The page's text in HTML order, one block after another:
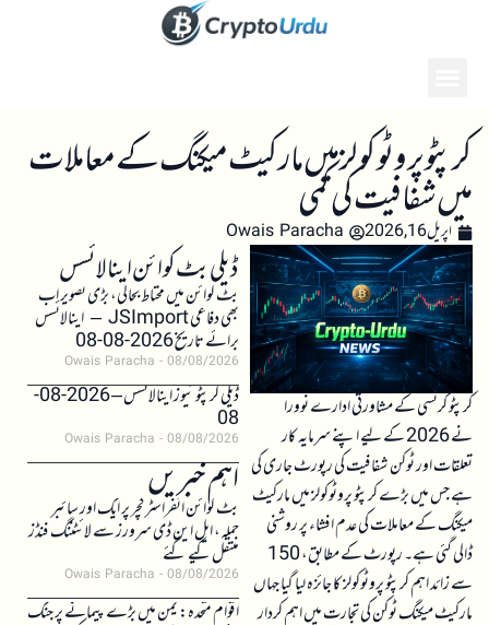
کرپٹو پروٹوکولز میں مارکیٹ میکنگ کے معاملات
میں شفافیت کی کمی
اپریل 16, 2026 Owais Paracha
کرپٹو کرنسی کے مشاورتی ادارے نوورا
نے 2026 کے لیے اپنے سرمایہ کار
تعلقات اور ٹوکن شفافیت کی رپورٹ جاری کی
ہے جس میں بڑے کرپٹو پروٹوکولز میں مارکیٹ
میکنگ کے معاملات کی عدم افشاء پر روشنی
ڈالی گئی ہے۔ رپورٹ کے مطابق، 150
سے زائد اہم کرپٹو پروٹوکولز کا جائزہ لیا گیا جہاں
مارکیٹ میکنگ ٹوکن کی تجارت میں اہم کردار
ڈیلی بٹ کوائن اینالائسس
بٹ کوائن میں محتاط بحالی، بڑی تصویر اب
بھی دفاعی JSImport – اینالائسس
برائے تاریخ 2026-08-08
Owais Paracha 08/08/2026
ڈیلی کرپٹو نیوز اینالائسس – 2026-08-
08
Owais Paracha 08/08/2026
اہم خبریں
بٹ کوائن انفراسٹرکچر پر ایک اور سائبر
حملہ، ایل این ڈی سرورز سے لائٹننگ فنڈز
منتقل کیے گئے
Owais Paracha 08/08/2026
اقوام متحدہ: یمن میں بڑے پیمانے پر جنگ